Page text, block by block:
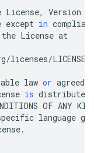
License, Version
except in
the License at
/licenses/LICENSE
law or agreed
is distributed
OF ANY
language
.